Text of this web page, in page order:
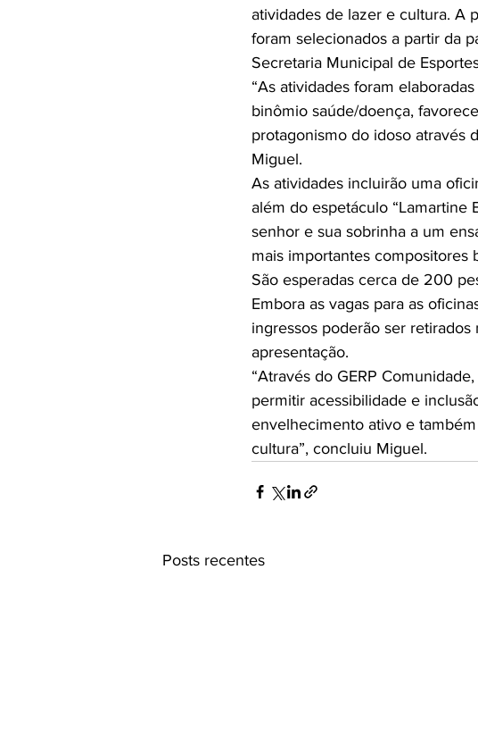
atividades de lazer e cultura. A
foram selecionados a partir da
Secretaria Municipal de
“As atividades foram
binômio saúde/doença,
protagonismo do idoso através
Miguel.
As atividades incluirão uma
além do espetáculo “Lamartine
senhor e sua sobrinha a um
mais importantes compositores
São esperadas cerca de 200
Embora as vagas para as
ingressos poderão ser
apresentação.
“Através do GERP
permitir acessibilidade e
envelhecimento ativo e
cultura”, concluiu Miguel.
Posts recentes